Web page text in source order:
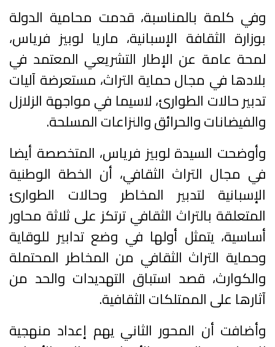
وفي كلمة بالمناسبة، قدمت محامية الدولة
بوزارة الثقافة الإسبانية، ماريا لوبيز فرياس،
لمحة عامة عن الإطار التشريعي المعتمد في
بلادها في مجال حماية التراث، مستعرضة آليات
تدبير حالات الطوارئ، لاسيما في مواجهة الزلازل
والفيضانات والحرائق والنزاعات المسلحة.
وأوضحت السيدة لوبيز فرياس، المتخصصة أيضا
في مجال التراث الثقافي، أن الخطة الوطنية
الإسبانية لتدبير المخاطر وحالات الطوارئ
المتعلقة بالتراث الثقافي ترتكز على ثلاثة محاور
أساسية، يتمثل أولها في وضع تدابير للوقاية
وحماية التراث الثقافي من المخاطر المحتملة
والكوارث، قصد استباق التهديدات والحد من
آثارها على الممتلكات الثقافية.
وأضافت أن المحور الثاني يهم إعداد منهجية